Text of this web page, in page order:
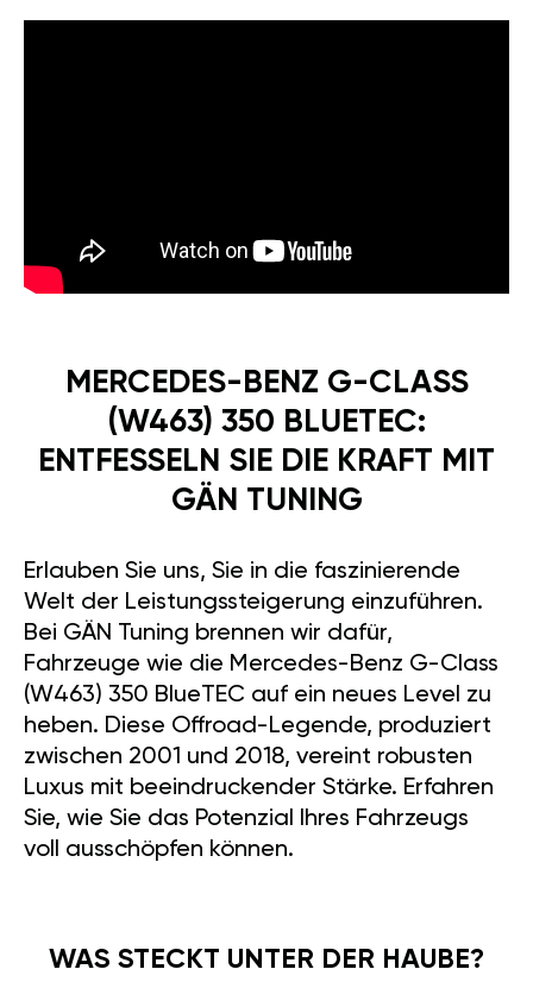
MERCEDES-BENZ G-CLASS
(W463) 350 BLUETEC:
ENTFESSELN SIE DIE KRAFT MIT
GÄN TUNING
Erlauben Sie uns, Sie in die faszinierende
Welt der Leistungssteigerung einzuführen.
Bei GÄN Tuning brennen wir dafür,
Fahrzeuge wie die Mercedes-Benz G-Class
(W463) 350 BlueTEC auf ein neues Level zu
heben. Diese Offroad-Legende, produziert
zwischen 2001 und 2018, vereint robusten
Luxus mit beeindruckender Stärke. Erfahren
Sie, wie Sie das Potenzial Ihres Fahrzeugs
voll ausschöpfen können.
WAS STECKT UNTER DER HAUBE?